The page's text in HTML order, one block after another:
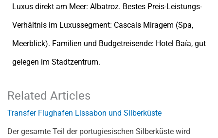
Luxus direkt am Meer: Albatroz. Bestes Preis-Leistungs-
Verhältnis im Luxussegment: Cascais Miragem (Spa,
Meerblick). Familien und Budgetreisende: Hotel Baía, gut
gelegen im Stadtzentrum.
Related Articles
Transfer Flughafen Lissabon und Silberküste
Der gesamte Teil der portugiesischen Silberküste wird